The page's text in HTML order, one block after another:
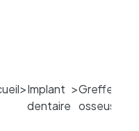
>Implant
dentaire
>Greffe
osseuse